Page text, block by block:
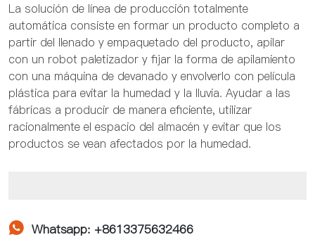
La solución de línea de producción totalmente
automática consiste en formar un producto completo a
partir del llenado y empaquetado del producto, apilar
con un robot paletizador y fijar la forma de apilamiento
con una máquina de devanado y envolverlo con película
plástica para evitar la humedad y la lluvia. Ayudar a las
fábricas a producir de manera eficiente, utilizar
racionalmente el espacio del almacén y evitar que los
productos se vean afectados por la humedad.
 Whatsapp: +8613375632466